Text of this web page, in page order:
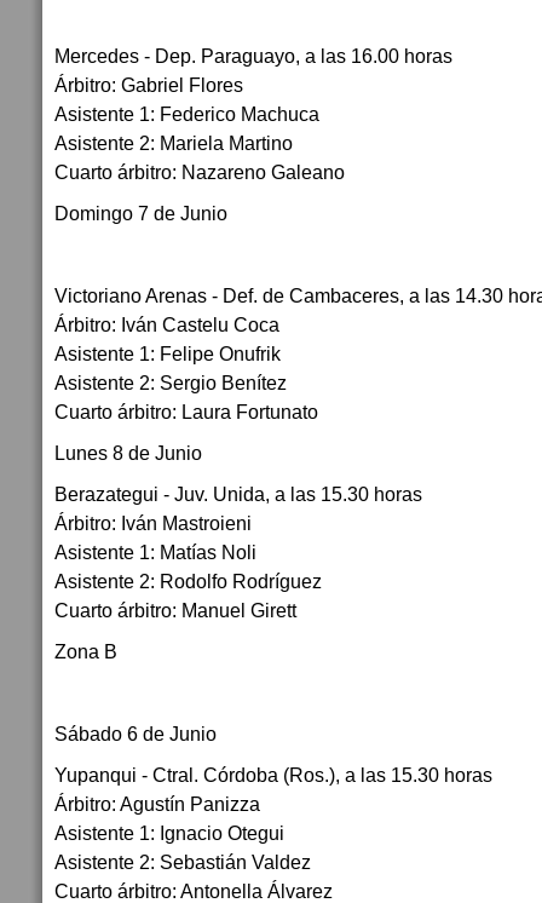
Mercedes - Dep. Paraguayo, a las 16.00 horas
Árbitro: Gabriel Flores
Asistente 1: Federico Machuca
Asistente 2: Mariela Martino
Cuarto árbitro: Nazareno Galeano
Domingo 7 de Junio
Victoriano Arenas - Def. de Cambaceres, a las 14.30
Árbitro: Iván Castelu Coca
Asistente 1: Felipe Onufrik
Asistente 2: Sergio Benítez
Cuarto árbitro: Laura Fortunato
Lunes 8 de Junio
Berazategui - Juv. Unida, a las 15.30 horas
Árbitro: Iván Mastroieni
Asistente 1: Matías Noli
Asistente 2: Rodolfo Rodríguez
Cuarto árbitro: Manuel Girett
Zona B
Sábado 6 de Junio
Yupanqui - Ctral. Córdoba (Ros.), a las 15.30 horas
Árbitro: Agustín Panizza
Asistente 1: Ignacio Otegui
Asistente 2: Sebastián Valdez
Cuarto árbitro: Antonella Álvarez